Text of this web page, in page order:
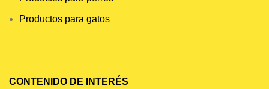
Productos para gatos
CONTENIDO DE INTERÉS